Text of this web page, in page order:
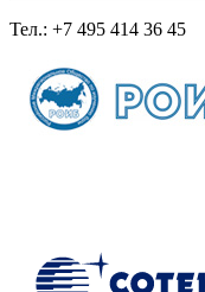
Тел.: +7 495 414 36 45